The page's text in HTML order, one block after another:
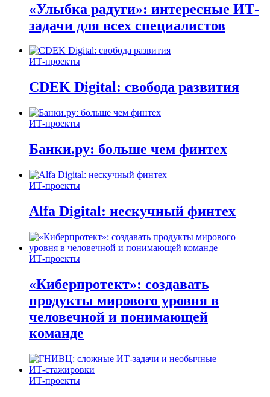
«Улыбка радуги»: интересные ИТ-
задачи для всех специалистов
ИТ-проекты
CDEK Digital: свобода развития
ИТ-проекты
Банки.ру: больше чем финтех
ИТ-проекты
Alfa Digital: нескучный финтех
ИТ-проекты
«Киберпротект»: создавать
продукты мирового уровня в
человечной и понимающей
команде
ИТ-проекты